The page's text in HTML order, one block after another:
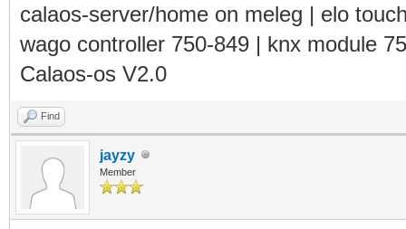
calaos-server/home on meleg | elo
wago controller 750-849 | knx module
Calaos-os V2.0
Find
jayzy
Member